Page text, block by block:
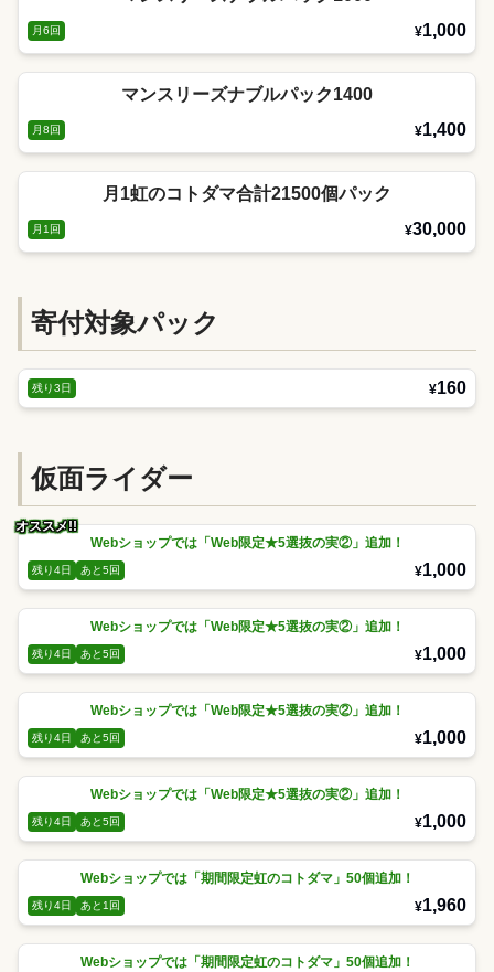
月6回 ¥1,000
マンスリーズナブルパック1400
月8回 ¥1,400
月1虹のコトダマ合計21500個パック
月1回 ¥30,000
寄付対象パック
残り3日 ¥160
仮面ライダー
オススメ!!
Webショップでは「Web限定★5選抜の実②」追加！
残り4日 あと5回 ¥1,000
Webショップでは「Web限定★5選抜の実②」追加！
残り4日 あと5回 ¥1,000
Webショップでは「Web限定★5選抜の実②」追加！
残り4日 あと5回 ¥1,000
Webショップでは「Web限定★5選抜の実②」追加！
残り4日 あと5回 ¥1,000
Webショップでは「期間限定虹のコトダマ」50個追加！
残り4日 あと1回 ¥1,960
Webショップでは「期間限定虹のコトダマ」50個追加！